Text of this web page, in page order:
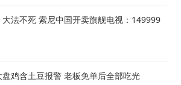
法不死 索尼中国开卖旗舰电视：149999
鸡含土豆报警 老板免单后全部吃光